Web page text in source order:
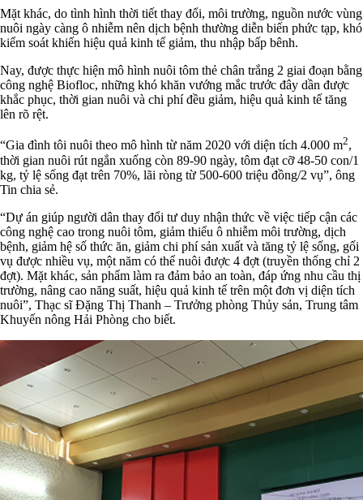
Mặt khác, do tình hình thời tiết thay đổi, môi trường, nguồn nước vùng
nuôi ngày càng ô nhiễm nên dịch bệnh thường diễn biến phức tạp, khó
kiểm soát khiến hiệu quả kinh tế giảm, thu nhập bấp bênh.
Nay, được thực hiện mô hình nuôi tôm thẻ chân trắng 2 giai đoạn bằng
công nghệ Biofloc, những khó khăn vướng mắc trước đây dần được
khắc phục, thời gian nuôi và chi phí đều giảm, hiệu quả kinh tế tăng
lên rõ rệt.
“Gia đình tôi nuôi theo mô hình từ năm 2020 với diện tích 4.000 m2,
thời gian nuôi rút ngắn xuống còn 89-90 ngày, tôm đạt cỡ 48-50 con/1
kg, tỷ lệ sống đạt trên 70%, lãi ròng từ 500-600 triệu đồng/2 vụ”, ông
Tin chia sẻ.
“Dự án giúp người dân thay đổi tư duy nhận thức về việc tiếp cận các
công nghệ cao trong nuôi tôm, giảm thiểu ô nhiễm môi trường, dịch
bệnh, giảm hệ số thức ăn, giảm chi phí sản xuất và tăng tỷ lệ sống, gối
vụ được nhiều vụ, một năm có thể nuôi được 4 đợt (truyền thống chỉ 2
đợt). Mặt khác, sản phẩm làm ra đảm bảo an toàn, đáp ứng nhu cầu thị
trường, nâng cao năng suất, hiệu quả kinh tế trên một đơn vị diện tích
nuôi”, Thạc sĩ Đặng Thị Thanh – Trưởng phòng Thủy sản, Trung tâm
Khuyến nông Hải Phòng cho biết.